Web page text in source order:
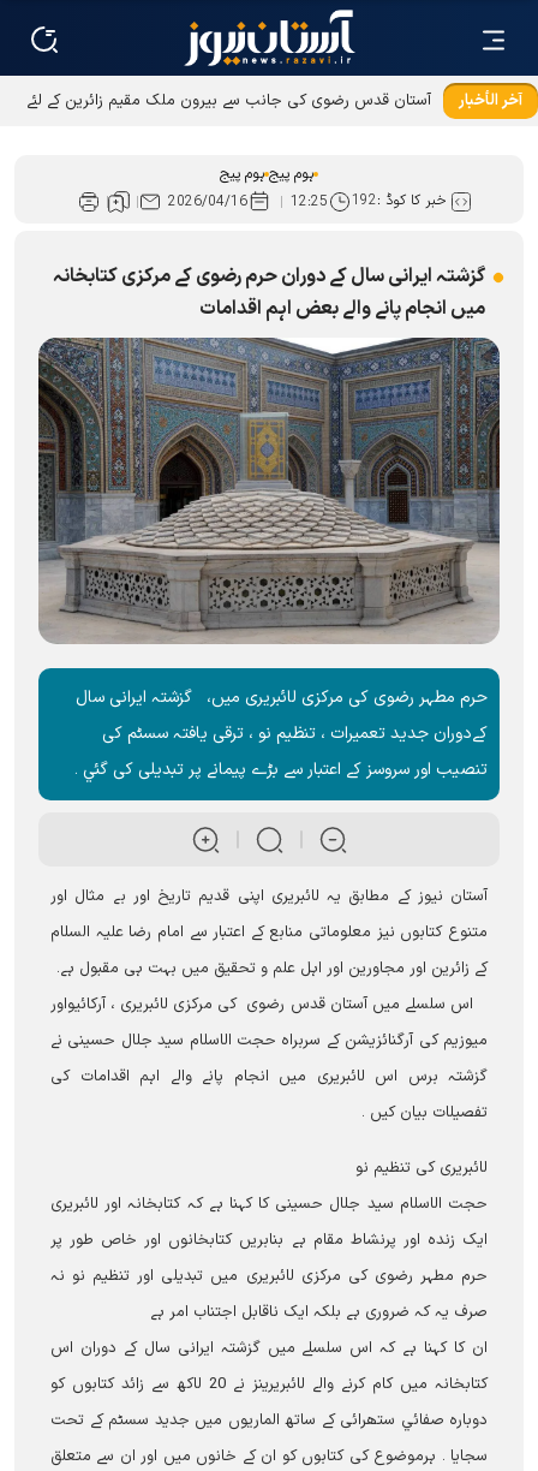
آخر الأخبار
آستان قدس رضوی کی جانب سے بیرون ملک مقیم زائرین کے لئے
ہوم پیج ہوم پیج
خبر کا کوڈ :192
12:25
2026/04/16
گزشتہ ایرانی سال کے دوران حرم رضوی کے مرکزی کتابخانہ
میں انجام پانے والے بعض اہم اقدامات
حرم مطہر رضوی کی مرکزی لائبریری میں، گزشتہ ایرانی سال
کےدوران جدید تعمیرات ، تنظیم نو ، ترقی یافتہ سسٹم کی
تنصیب اور سروسز کے اعتبار سے بڑے پیمانے پر تبدیلی کی گئي ۔
آستان نیوز کے مطابق یہ لائبریری اپنی قدیم تاریخ اور بے مثال اور
متنوع کتابوں نیز معلوماتی منابع کے اعتبار سے امام رضا علیہ السلام
کے زائرین اور مجاورین اور اہل علم و تحقیق میں بہت ہی مقبول ہے۔
اس سلسلے میں آستان قدس رضوی کی مرکزی لائبریری ، آرکائيواور
میوزیم کی آرگنائزیشن کے سربراہ حجت الاسلام سید جلال حسینی نے
گزشتہ برس اس لائبریری میں انجام پانے والے اہم اقدامات کی
تفصیلات بیان کیں ۔
لائبریری کی تنظیم نو
حجت الاسلام سید جلال حسینی کا کہنا ہے کہ کتابخانہ اور لائبریری
ایک زندہ اور پرنشاط مقام ہے بنابریں کتابخانوں اور خاص طور پر
حرم مطہر رضوی کی مرکزی لائبریری میں تبدیلی اور تنظیم نو نہ
صرف یہ کہ ضروری ہے بلکہ ایک ناقابل اجتناب امر ہے
ان کا کہنا ہے کہ اس سلسلے میں گزشتہ ایرانی سال کے دوران اس
کتابخانہ میں کام کرنے والے لائبریرینز نے 20 لاکھ سے زائد کتابوں کو
دوبارہ صفائي ستھرائی کے ساتھ الماریوں میں جدید سسٹم کے تحت
سجایا ۔ ہرموضوع کی کتابوں کو ان کے خانوں میں اور ان سے متعلق